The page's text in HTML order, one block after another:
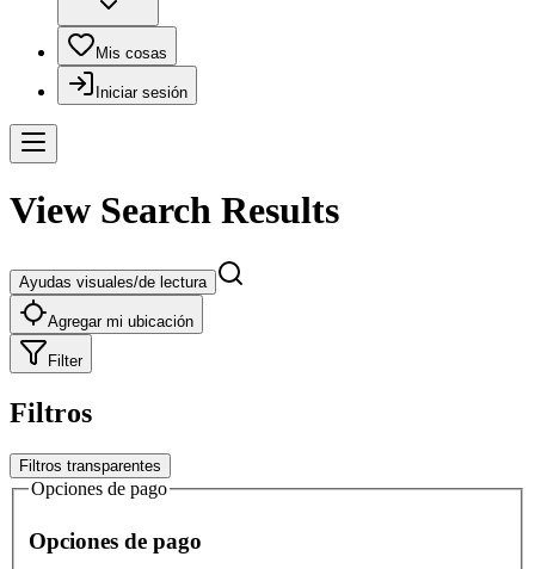
Mis cosas
Iniciar sesión
View Search Results
Ayudas visuales/de lectura
Agregar mi ubicación
Filter
Filtros
Filtros transparentes
Opciones de pago
Opciones de pago